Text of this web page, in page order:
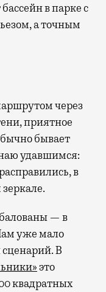
в парке с
а точным
через
приятное
бывает
удавшимся:
в
— в
уже мало
В
это
квадратных